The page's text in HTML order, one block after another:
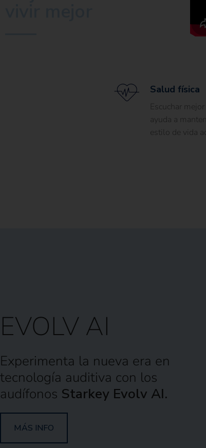
Salud física
Escuchar mejor
ayuda a
estilo de vida
EVOLV AI
Experimenta la nueva era en
tecnología auditiva con los
audífonos Starkey Evolv AI.
MÁS INFO